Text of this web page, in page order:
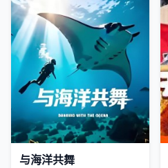
与海洋共舞